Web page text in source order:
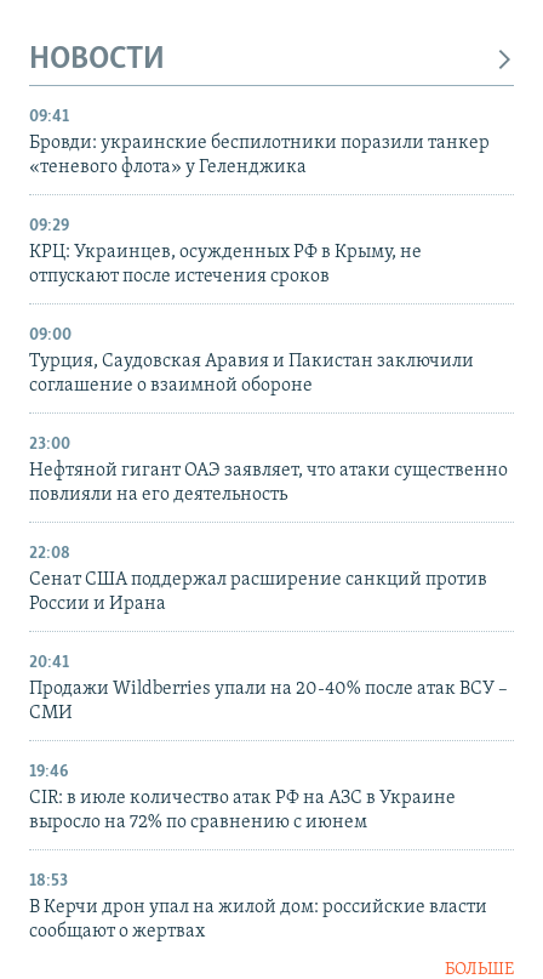
НОВОСТИ
09:41
Бровди: украинские беспилотники поразили танкер
«теневого флота» у Геленджика
09:29
КРЦ: Украинцев, осужденных РФ в Крыму, не
отпускают после истечения сроков
09:00
Турция, Саудовская Аравия и Пакистан заключили
соглашение о взаимной обороне
23:00
Нефтяной гигант ОАЭ заявляет, что атаки существенно
повлияли на его деятельность
22:08
Сенат США поддержал расширение санкций против
России и Ирана
20:41
Продажи Wildberries упали на 20-40% после атак ВСУ –
СМИ
19:46
CIR: в июле количество атак РФ на АЗС в Украине
выросло на 72% по сравнению с июнем
18:53
В Керчи дрон упал на жилой дом: российские власти
сообщают о жертвах
БОЛЬШЕ